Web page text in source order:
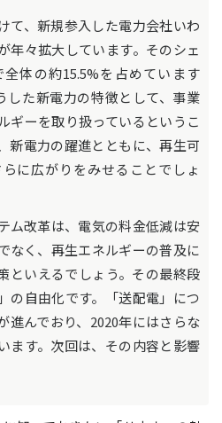
て、新規参入した電力会社いわ
年々拡大しています。そのシェ
体の約15.5%を占めています
した新電力の特徴として、事業
ギーを取り扱っているというこ
新電力の躍進とともに、再生可
に広がりをみせることでしょ
ム改革は、電気の料金低減は安
なく、再生エネルギーの普及に
といえるでしょう。その最終段
の自由化です。「送配電」につ
進んでおり、2020年にはさらな
ます。次回は、その内容と影響